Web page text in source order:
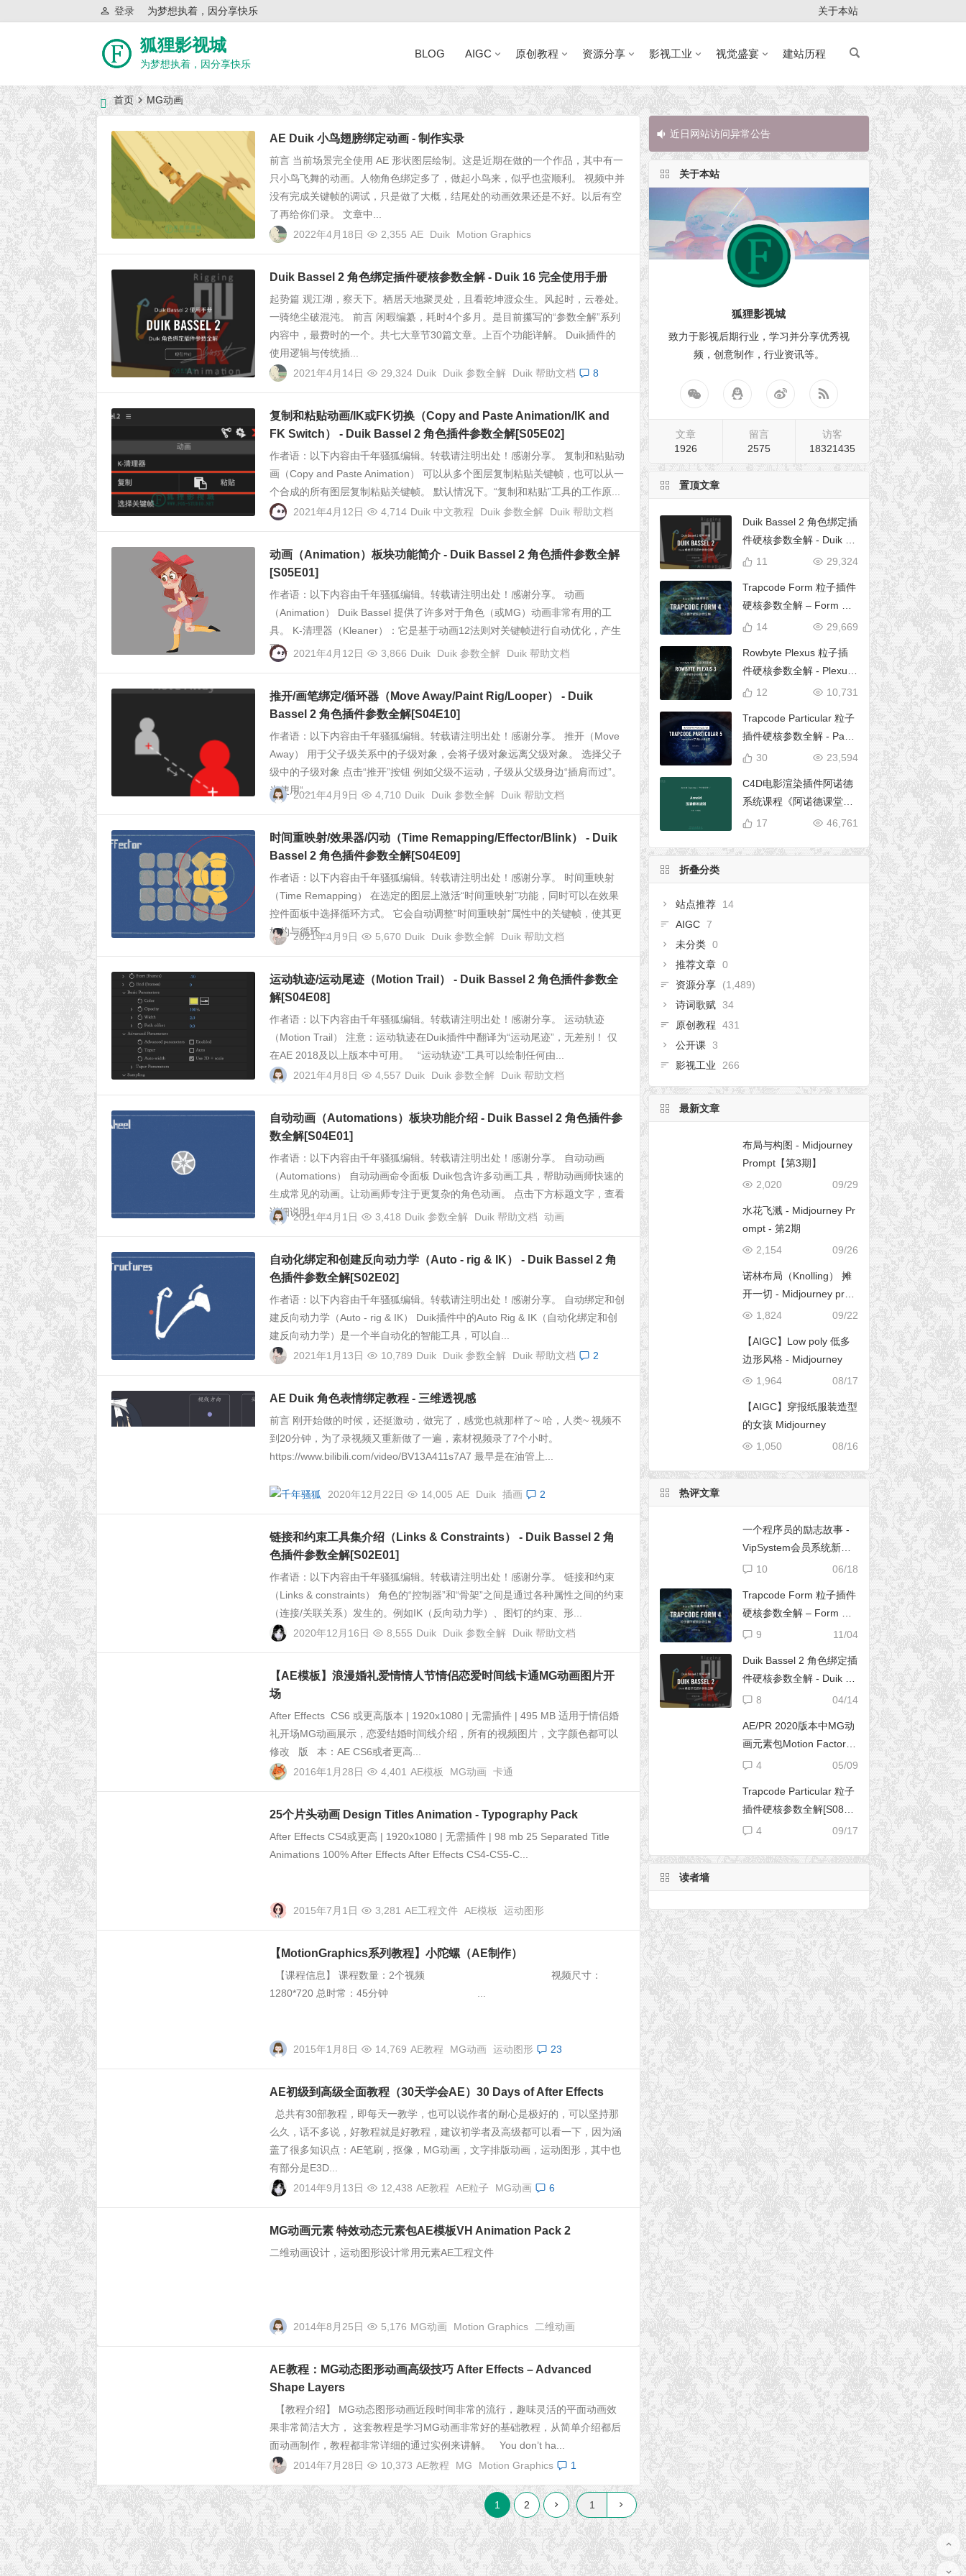
为梦想执着，因分享快乐
登录 关于本站
狐狸影视城
为梦想执着，因分享快乐
BLOG AIGC 原创教程 资源分享 影视工业 视觉盛宴 建站历程
首页 MG动画
AE Duik 小鸟翅膀绑定动画 - 制作实录
前言 当前场景完全使用 AE 形状图层绘制。这是近期在做的一个作品，其中有一
只小鸟飞舞的动画。人物角色绑定多了，做起小鸟来，似乎也蛮顺利。 视频中并
没有完成关键帧的调试，只是做了大概，结尾处的动画效果还是不好。以后有空
了再给你们录。 文章中...
2022年4月18日
2,355 AE Duik Motion Graphics
Duik Bassel 2 角色绑定插件硬核参数全解 - Duik 16 完全使用手册
起势篇 观江湖，察天下。栖居天地聚灵处，且看乾坤渡众生。风起时，云卷处。
一骑绝尘破混沌。 前言 闲暇编纂，耗时4个多月。是目前攥写的“参数全解”系列
内容中，最费时的一个。共七大章节30篇文章。上百个功能详解。 Duik插件的
使用逻辑与传统插...
2021年4月14日
29,324 Duik Duik 参数全解 Duik 帮助文档 8
复制和粘贴动画/IK或FK切换（Copy and Paste Animation/IK and
FK Switch） - Duik Bassel 2 角色插件参数全解[S05E02]
作者语：以下内容由千年骚狐编辑。转载请注明出处！感谢分享。 复制和粘贴动
画（Copy and Paste Animation） 可以从多个图层复制粘贴关键帧，也可以从一
个合成的所有图层复制粘贴关键帧。 默认情况下。“复制和粘贴”工具的工作原...
2021年4月12日
4,714 Duik 中文教程 Duik 参数全解 Duik 帮助文档
动画（Animation）板块功能简介 - Duik Bassel 2 角色插件参数全解
[S05E01]
作者语：以下内容由千年骚狐编辑。转载请注明出处！感谢分享。 动画
（Animation） Duik Bassel 提供了许多对于角色（或MG）动画非常有用的工
具。 K-清理器（Kleaner）：它是基于动画12法则对关键帧进行自动优化，产生
更...
2021年4月12日 3,866 Duik Duik 参数全解 Duik 帮助文档
推开/画笔绑定/循环器（Move Away/Paint Rig/Looper） - Duik
Bassel 2 角色插件参数全解[S04E10]
作者语：以下内容由千年骚狐编辑。转载请注明出处！感谢分享。 推开（Move
Away） 用于父子级关系中的子级对象，会将子级对象远离父级对象。 选择父子
级中的子级对象 点击“推开”按钮 例如父级不运动，子级从父级身边“插肩而过”。
当使用“...2021年4月9日 4,710 Duik Duik 参数全解 Duik 帮助文档
时间重映射/效果器/闪动（Time Remapping/Effector/Blink） - Duik
Bassel 2 角色插件参数全解[S04E09]
作者语：以下内容由千年骚狐编辑。转载请注明出处！感谢分享。 时间重映射
（Time Remapping） 在选定的图层上激活“时间重映射”功能，同时可以在效果
控件面板中选择循环方式。 它会自动调整“时间重映射”属性中的关键帧，使其更
好的与循环...
2021年4月9日 5,670 Duik Duik 参数全解 Duik 帮助文档
运动轨迹/运动尾迹（Motion Trail） - Duik Bassel 2 角色插件参数全
解[S04E08]
作者语：以下内容由千年骚狐编辑。转载请注明出处！感谢分享。 运动轨迹
（Motion Trail） 注意：运动轨迹在Duik插件中翻译为“运动尾迹”，无差别！ 仅
在AE 2018及以上版本中可用。 “运动轨迹”工具可以绘制任何由...
2021年4月8日
4,557 Duik Duik 参数全解 Duik 帮助文档
自动动画（Automations）板块功能介绍 - Duik Bassel 2 角色插件参
数全解[S04E01]
作者语：以下内容由千年骚狐编辑。转载请注明出处！感谢分享。 自动动画
（Automations） 自动动画命令面板 Duik包含许多动画工具，帮助动画师快速的
生成常见的动画。让动画师专注于更复杂的角色动画。 点击下方标题文字，查看
详细说明。 ...
2021年4月1日 3,418 Duik 参数全解 Duik 帮助文档 动画
自动化绑定和创建反向动力学（Auto - rig & IK） - Duik Bassel 2 角
色插件参数全解[S02E02]
作者语：以下内容由千年骚狐编辑。转载请注明出处！感谢分享。 自动绑定和创
建反向动力学（Auto - rig & IK） Duik插件中的Auto Rig & IK（自动化绑定和创
建反向动力学）是一个半自动化的智能工具，可以自...
2021年1月13日
10,789 Duik Duik 参数全解 Duik 帮助文档 2
AE Duik 角色表情绑定教程 - 三维透视感
前言 刚开始做的时候，还挺激动，做完了，感觉也就那样了~ 哈，人类~ 视频不
到20分钟，为了录视频又重新做了一遍，素材视频录了7个小时。
https://www.bilibili.com/video/BV13A411s7A7 最早是在油管上...
2020年12月22日 14,005 AE Duik 插画 2
链接和约束工具集介绍（Links & Constraints） - Duik Bassel 2 角
色插件参数全解[S02E01]
作者语：以下内容由千年骚狐编辑。转载请注明出处！感谢分享。 链接和约束
（Links & constraints） 角色的“控制器”和“骨架”之间是通过各种属性之间的约束
（连接/关联关系）发生的。例如IK（反向动力学）、图钉的约束、形...
2020年12月16日
8,555 Duik Duik 参数全解 Duik 帮助文档
【AE模板】浪漫婚礼爱情情人节情侣恋爱时间线卡通MG动画图片开
场
After Effects CS6 或更高版本 | 1920x1080 | 无需插件 | 495 MB 适用于情侣婚
礼开场MG动画展示，恋爱结婚时间线介绍，所有的视频图片，文字颜色都可以
修改 版 本：AE CS6或者更高...
2016年1月28日
4,401 AE模板 MG动画 卡通
25个片头动画 Design Titles Animation - Typography Pack
After Effects CS4或更高 | 1920x1080 | 无需插件 | 98 mb 25 Separated Title
Animations 100% After Effects After Effects CS4-CS5-C...
2015年7月1日 3,281 AE工程文件 AE模板 运动图形
【MotionGraphics系列教程】小陀螺（AE制作）
【课程信息】 课程数量：2个视频 视频尺寸：
1280*720 总时常：45分钟 ...
2015年1月8日 14,769 AE教程 MG动画 运动图形 23
AE初级到高级全面教程（30天学会AE）30 Days of After Effects
总共有30部教程，即每天一教学，也可以说作者的耐心是极好的，可以坚持那
么久，话不多说，好教程就是好教程，建议初学者及高级都可以看一下，因为涵
盖了很多知识点：AE笔刷，抠像，MG动画，文字排版动画，运动图形，其中也
有部分是E3D...
2014年9月13日
12,438 AE教程 AE粒子 MG动画 6
MG动画元素 特效动态元素包AE模板VH Animation Pack 2
二维动画设计，运动图形设计常用元素AE工程文件
2014年8月25日 5,176 MG动画 Motion Graphics 二维动画
AE教程：MG动态图形动画高级技巧 After Effects – Advanced
Shape Layers
【教程介绍】 MG动态图形动画近段时间非常的流行，趣味灵活的平面动画效
果非常简洁大方， 这套教程是学习MG动画非常好的基础教程，从简单介绍都后
面动画制作，教程都非常详细的通过实例来讲解。 You don’t ha...
2014年7月28日
10,373 AE教程 MG Motion Graphics 1
1 2
近日网站访问异常公告 近日网站访问异常公告 近日网站访问异常公告 近日网站访问
关于本站
狐狸影视城
致力于影视后期行业，学习并分享优秀视
频，创意制作，行业资讯等。
文章
1926
留言
2575
访客
18321435
置顶文章
Duik Bassel 2 角色绑定插
件硬核参数全解 - Duik 16
完全使用手册
29,324
11
Trapcode Form 粒子插件
硬核参数全解 – Form 完
全使用手册
29,669
14
Rowbyte Plexus 粒子插
件硬核参数全解 - Plexus
完全使用手册
10,731
12
Trapcode Particular 粒子
插件硬核参数全解 - Parti
cular 5 完全使用手册23,594
30
C4D电影渲染插件阿诺德
系统课程《阿诺德课堂之
玉清境》
46,761
17
折叠分类
站点推荐
14
AIGC 7
未分类 0
推荐文章 0
资源分享
(1,489)
诗词歌赋 34
原创教程
431
公开课 3
影视工业
266
最新文章
布局与构图 - Midjourney
Prompt【第3期】
09/29
2,020
水花飞溅 - Midjourney Pr
ompt - 第2期
09/26
2,154
诺林布局（Knolling） 摊
开一切 - Midjourney pro
mpt
09/22
1,824
【AIGC】Low poly 低多
边形风格 - Midjourney
08/17
1,964
【AIGC】穿报纸服装造型
的女孩 Midjourney
08/16
1,050
热评文章
一个程序员的励志故事 -
VipSystem会员系统新版
开发
06/18
10
Trapcode Form 粒子插件
硬核参数全解 – Form 完
全使用手册
11/04
9
Duik Bassel 2 角色绑定插
件硬核参数全解 - Duik 16
完全使用手册
04/14
8
AE/PR 2020版本中MG动
画元素包Motion Factory
脚本无法导入文件夹05/09
4
Trapcode Particular 粒子
插件硬核参数全解[S08E0
2] – 阴影设置（Shadowle
09/17
4
读者墙